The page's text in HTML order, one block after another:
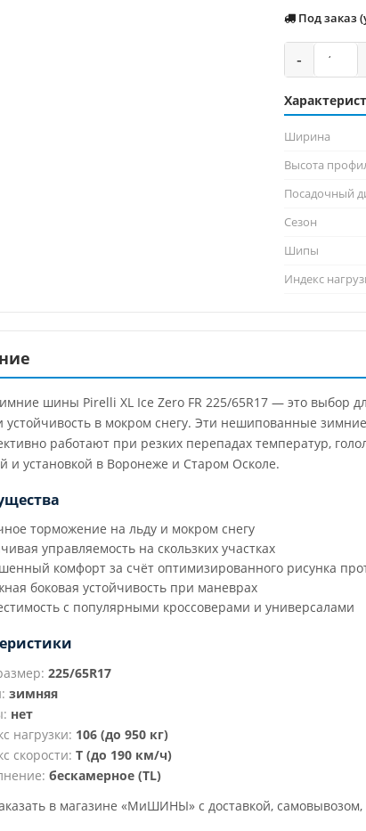
Под заказ
-
Ширина
Высота
Посадочный
Сезон
Шипы
Индекс
шины Pirelli XL Ice Zero FR 225/65R17 — это выбор
устойчивость в мокром снегу. Эти нешипованные
работают при резких перепадах температур,
и установкой в Воронеже и Старом Осколе.
торможение на льду и мокром снегу
управляемость на скользких участках
комфорт за счёт оптимизированного рисунка
боковая устойчивость при маневрах
с популярными кроссоверами и универсалами
225/65R17
зимняя
нет
нагрузки: 106 (до 950 кг)
скорости: T (до 190 км/ч)
бескамерное (TL)
в магазине «МиШИНЫ» с доставкой,